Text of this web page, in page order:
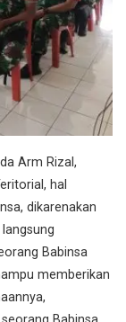
Arm Rizal,
hal
dikarenakan
Babinsa
memberikan